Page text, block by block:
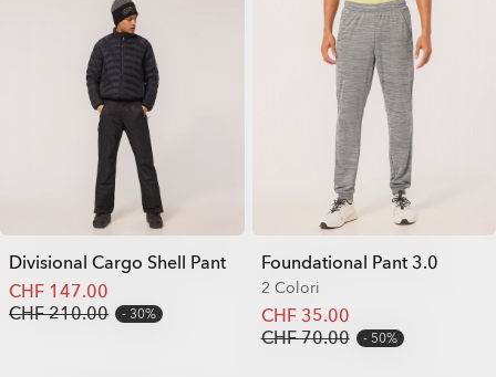
Divisional Cargo Shell Pant
CHF 147.00
CHF 210.00
30%
Foundational Pant 3.0
2 Colori
CHF 35.00
CHF 70.00
50%